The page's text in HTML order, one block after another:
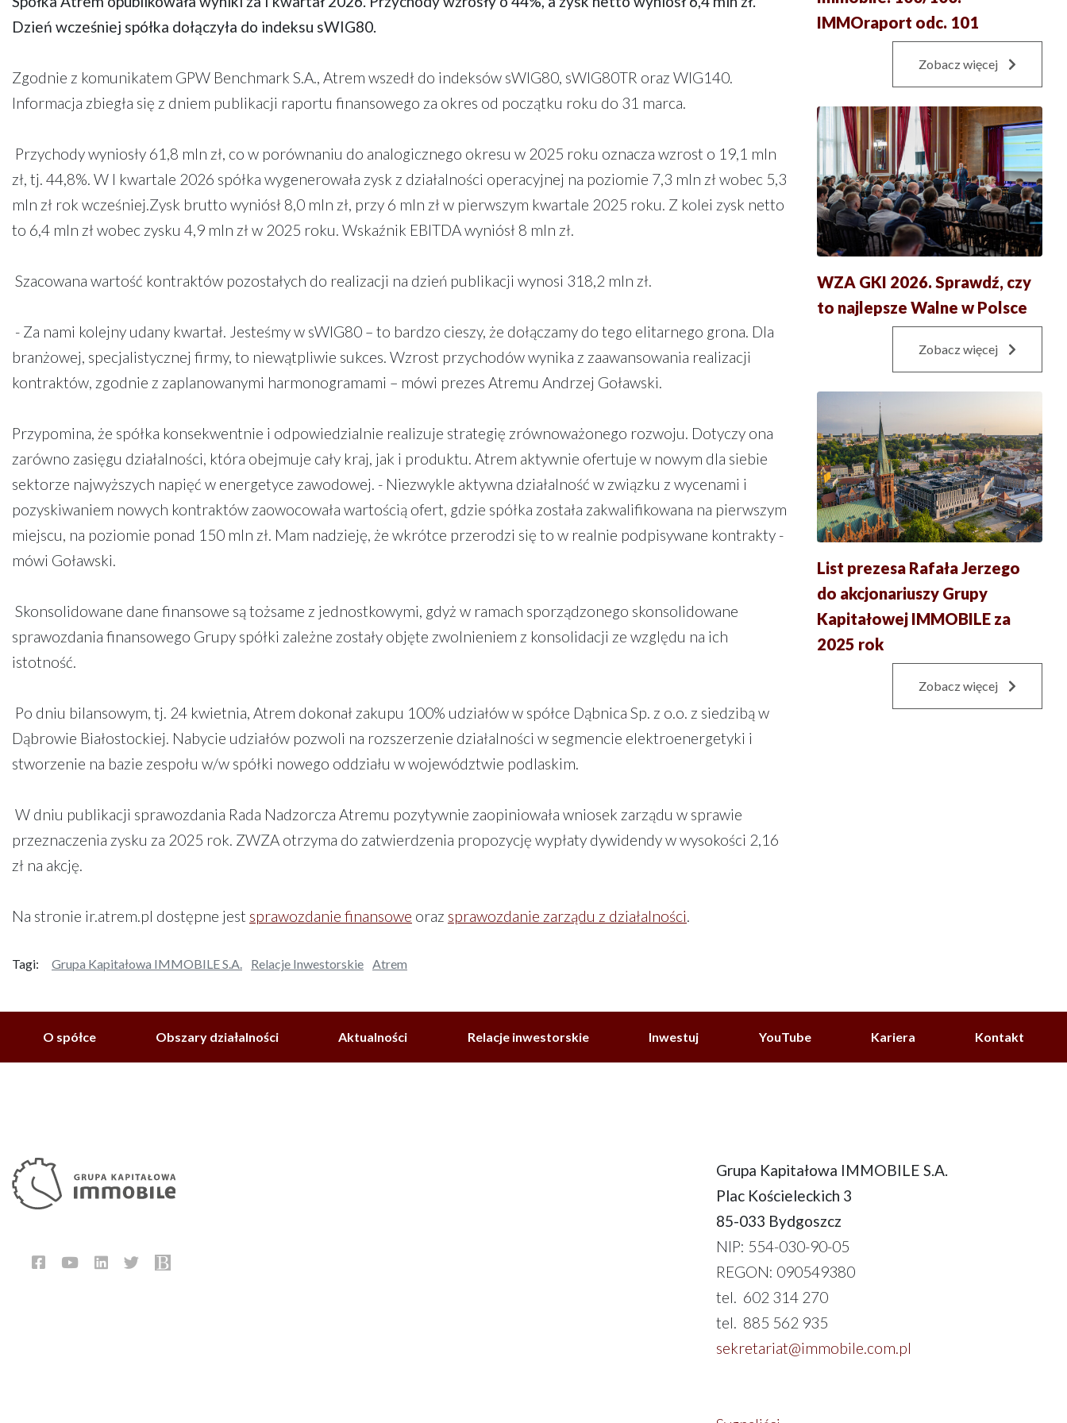
Dzień wcześniej spółka dołączyła do indeksu sWIG80.
Zgodnie z komunikatem GPW Benchmark S.A., Atrem wszedł do indeksów sWIG80, sWIG80TR oraz WIG140.
Informacja zbiegła się z dniem publikacji raportu finansowego za okres od początku roku do 31 marca.
Przychody wyniosły 61,8 mln zł, co w porównaniu do analogicznego okresu w 2025 roku oznacza wzrost o 19,1 mln
zł, tj. 44,8%. W I kwartale 2026 spółka wygenerowała zysk z działalności operacyjnej na poziomie 7,3 mln zł wobec 5,3
mln zł rok wcześniej.Zysk brutto wyniósł 8,0 mln zł, przy 6 mln zł w pierwszym kwartale 2025 roku. Z kolei zysk netto
to 6,4 mln zł wobec zysku 4,9 mln zł w 2025 roku. Wskaźnik EBITDA wyniósł 8 mln zł.
Szacowana wartość kontraktów pozostałych do realizacji na dzień publikacji wynosi 318,2 mln zł.
- Za nami kolejny udany kwartał. Jesteśmy w sWIG80 – to bardzo cieszy, że dołączamy do tego elitarnego grona. Dla
branżowej, specjalistycznej firmy, to niewątpliwie sukces. Wzrost przychodów wynika z zaawansowania realizacji
kontraktów, zgodnie z zaplanowanymi harmonogramami – mówi prezes Atremu Andrzej Goławski.
Przypomina, że spółka konsekwentnie i odpowiedzialnie realizuje strategię zrównoważonego rozwoju. Dotyczy ona
zarówno zasięgu działalności, która obejmuje cały kraj, jak i produktu. Atrem aktywnie ofertuje w nowym dla siebie
sektorze najwyższych napięć w energetyce zawodowej. - Niezwykle aktywna działalność w związku z wycenami i
pozyskiwaniem nowych kontraktów zaowocowała wartością ofert, gdzie spółka została zakwalifikowana na pierwszym
miejscu, na poziomie ponad 150 mln zł. Mam nadzieję, że wkrótce przerodzi się to w realnie podpisywane kontrakty -
mówi Goławski.
Skonsolidowane dane finansowe są tożsame z jednostkowymi, gdyż w ramach sporządzonego skonsolidowane
sprawozdania finansowego Grupy spółki zależne zostały objęte zwolnieniem z konsolidacji ze względu na ich
istotność.
Po dniu bilansowym, tj. 24 kwietnia, Atrem dokonał zakupu 100% udziałów w spółce Dąbnica Sp. z o.o. z siedzibą w
Dąbrowie Białostockiej. Nabycie udziałów pozwoli na rozszerzenie działalności w segmencie elektroenergetyki i
stworzenie na bazie zespołu w/w spółki nowego oddziału w województwie podlaskim.
W dniu publikacji sprawozdania Rada Nadzorcza Atremu pozytywnie zaopiniowała wniosek zarządu w sprawie
przeznaczenia zysku za 2025 rok. ZWZA otrzyma do zatwierdzenia propozycję wypłaty dywidendy w wysokości 2,16
zł na akcję.
Na stronie ir.atrem.pl dostępne jest sprawozdanie finansowe oraz sprawozdanie zarządu z działalności.
Tagi: Grupa Kapitałowa IMMOBILE S.A. Relacje Inwestorskie Atrem
IMMOraport odc. 101
Zobacz więcej
WZA GKI 2026. Sprawdź, czy
to najlepsze Walne w Polsce
Zobacz więcej
List prezesa Rafała Jerzego
do akcjonariuszy Grupy
Kapitałowej IMMOBILE za
2025 rok
Zobacz więcej
O spółce Obszary działalności Aktualności Relacje inwestorskie Inwestuj YouTube Kariera Kontakt
Grupa Kapitałowa IMMOBILE S.A.
Plac Kościeleckich 3
85-033 Bydgoszcz
NIP: 554-030-90-05
REGON: 090549380
tel. 602 314 270
tel. 885 562 935
sekretariat@immobile.com.pl